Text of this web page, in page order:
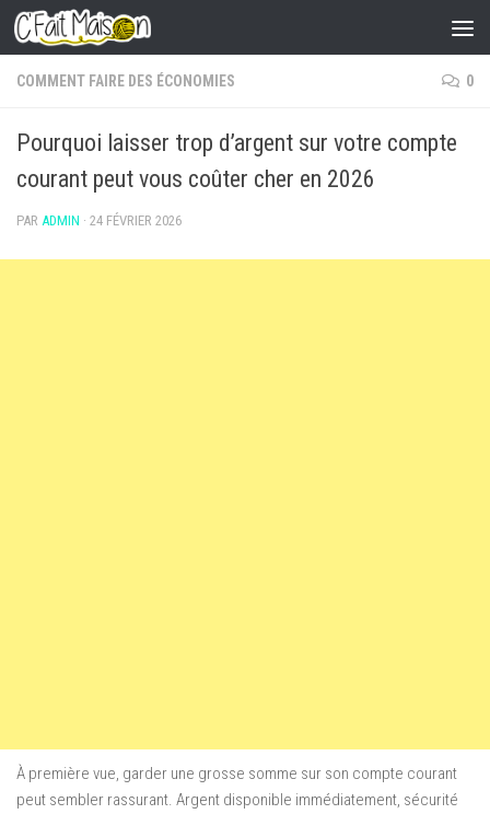
Skip to content
COMMENT FAIRE DES ÉCONOMIES 0
Pourquoi laisser trop d’argent sur votre compte
courant peut vous coûter cher en 2026
PAR ADMIN · 24 FÉVRIER 2026
À première vue, garder une grosse somme sur son compte courant
peut sembler rassurant. Argent disponible immédiatement, sécurité